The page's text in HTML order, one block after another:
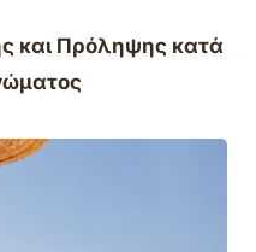
και Πρόληψης κατά